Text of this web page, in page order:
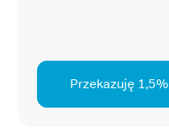
Przekazuję 1,5%